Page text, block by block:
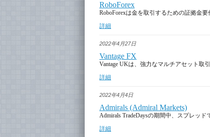
RoboForex
RoboForexは金を取引するための証拠金
詳細
2022年4月27日
Vantage FX
Vantage UKは、強力なマルチアセット取
詳細
2022年4月4日
Admirals (Admiral Markets)
Admirals TradeDaysの期間中、スプレッ
詳細